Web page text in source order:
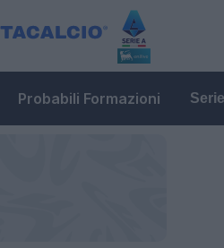
Probabili Formazioni